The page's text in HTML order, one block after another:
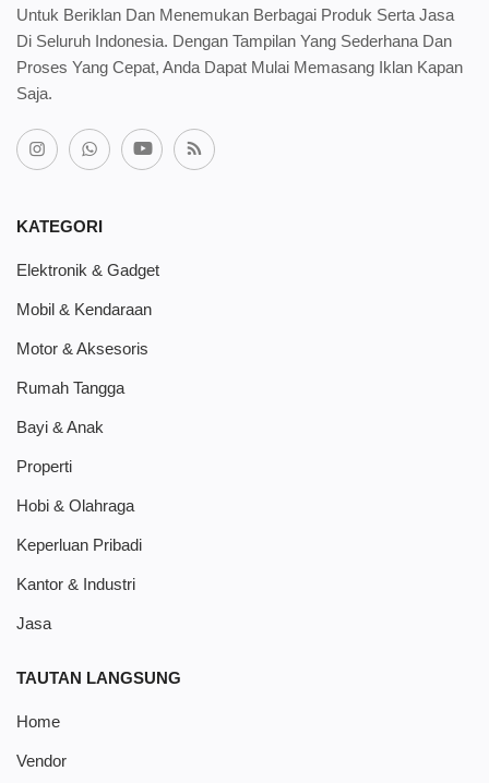
Untuk Beriklan Dan Menemukan Berbagai Produk Serta Jasa
Di Seluruh Indonesia. Dengan Tampilan Yang Sederhana Dan
Proses Yang Cepat, Anda Dapat Mulai Memasang Iklan Kapan
Saja.
KATEGORI
Elektronik & Gadget
Mobil & Kendaraan
Motor & Aksesoris
Rumah Tangga
Bayi & Anak
Properti
Hobi & Olahraga
Keperluan Pribadi
Kantor & Industri
Jasa
TAUTAN LANGSUNG
Home
Vendor